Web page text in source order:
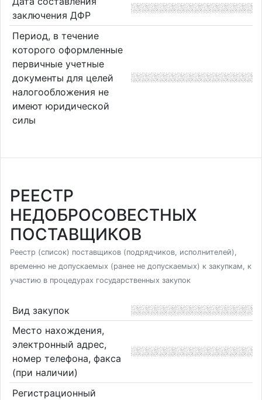
заключения ДФР
Период, в течение
которого оформленные
первичные учетные
документы для целей
налогообложения не
имеют юридической
силы
РЕЕСТР
НЕДОБРОСОВЕСТНЫХ
ПОСТАВЩИКОВ
Реестр (список) поставщиков (подрядчиков, исполнителей),
временно не допускаемых (ранее не допускаемых) к закупкам, к
участию в процедурах государственных закупок
Вид закупок
Место нахождения,
электронный адрес,
номер телефона, факса
(при наличии)
Регистрационный